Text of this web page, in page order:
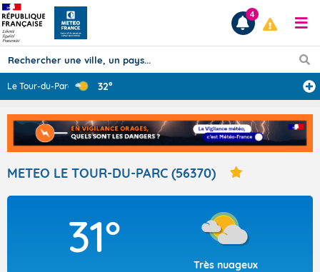
Prévisions
TOUS LES RÉSULTATS
Articles
4
Le Tour-du-Parc ... 32°
METEO LE TOUR-DU-PARC (56370)
31°
Très nuageux